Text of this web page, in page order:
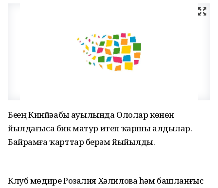
Беҙҙең Кинйәабыҙ ауылында Ололар көнөн
йылдағыса бик матур итеп ҡаршы алдылар.
Байрамға ҡарттар берҙәм йыйылды.
Клуб мөдире Розалия Хәлилова һәм башланғыс